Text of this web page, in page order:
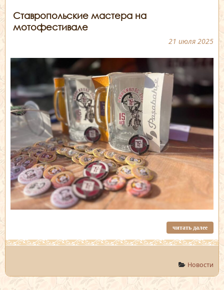
Ставропольские мастера на
мотофестивале
21 июля 2025
читать далее
Новости